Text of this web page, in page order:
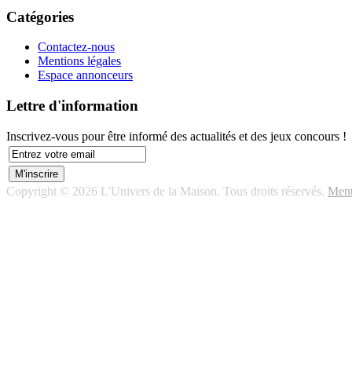
Catégories
Contactez-nous
Mentions légales
Espace annonceurs
Lettre d'information
Inscrivez-vous pour être informé des actualités et des jeux concours !
Copyright © 2026 L'Univers de la Maison. Tous droits réservés.